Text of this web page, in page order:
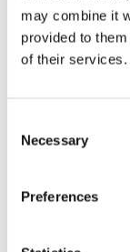
may combine it
provided to
of their services.
Selection
Necessary
Preferences